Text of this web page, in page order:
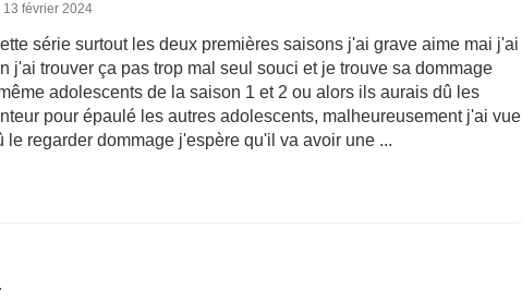
13 février 2024
série surtout les deux premières saisons j'ai grave aime mai j'ai
j'ai trouver ça pas trop mal seul souci et je trouve sa dommage
adolescents de la saison 1 et 2 ou alors ils aurais dû les
pour épaulé les autres adolescents, malheureusement j'ai vue
le regarder dommage j'espère qu'il va avoir une ...